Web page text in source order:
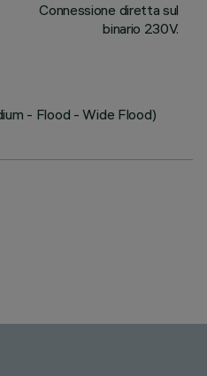
Connessione diretta sul
binario 230V.
- Flood - Wide Flood)